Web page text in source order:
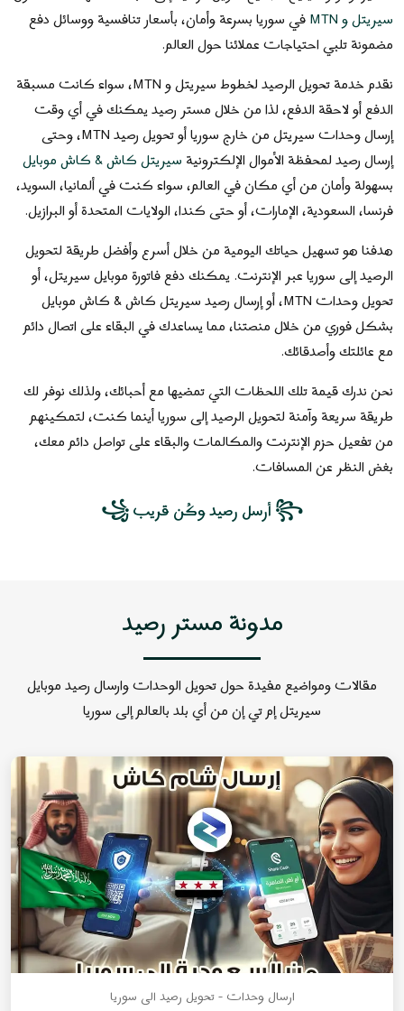
سيريتل و MTN
في سوريا بسرعة وأمان، بأسعار تنافسية ووسائل دفع
مضمونة تلبي احتياجات عملائنا حول العالم.
نقدم خدمة تحويل الرصيد لخطوط سيريتل و MTN، سواء كانت
مسبقة
الدفع أو لاحقة الدفع، لذا من خلالمستر رصيديمكنك في أي وقت
إرسال وحدات سيريتل من خارج سوريا أو تحويل رصيد MTN، وحتى
إرسال رصيد لمحفظة الأموال الإلكترونيةسيريتل كاش & كاش موبايل
بسهولة وأمان من أي مكان في العالم، سواء كنت فيألمانيا، السويد،
فرنسا، السعودية، الإمارات، أو حتىكندا، الولايات المتحدة أو البرازيل.
هدفنا هوتسهيل حياتك اليوميةمن خلالأسرع وأفضل طريقةلتحويل
الرصيد إلى سوريا عبر الإنترنت. يمكنكدفع فاتورة موبايل سيريتل، أو
تحويل وحدات MTN
، أوإرسال رصيد سيريتل كاش & كاش موبايل
بشكل فوري من خلال منصتنا، مما يساعدك في البقاء على اتصال دائم
مع عائلتك وأصدقائك.
نحن ندركقيمة تلك اللحظاتالتي تمضيها مع أحبائك، ولذلك نوفر لك
طريقةسريعة وآمنةلتحويل الرصيد إلى سوريا أينما كنت، لتمكينهم
منتفعيل حزم الإنترنت والمكالماتوالبقاء على تواصل دائم معك،
بغض النظر عن المسافات.
꧂ أرسل رصيد وكُن قريب ꧁
مدونة مستر رصيد
مقالات ومواضيع مفيدة حول تحويل الوحدات وارسال رصيد موبايل
سيريتل إم تي إن من أي بلد بالعالم إلى سوريا
ارسال وحدات - تحويل رصيد الى سوريا